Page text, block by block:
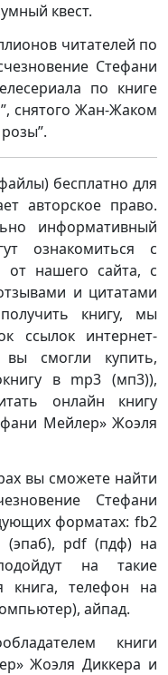
квест.
читателей по
Стефани
по книге
снятого Жан-Жаком
бесплатно для
авторское право.
информативный
ознакомиться с
от нашего сайта, с
и цитатами
книгу, мы
ссылок интернет-
смогли купить,
в mp3 (мп3)),
онлайн книгу
Мейлер» Жоэля
вы сможете найти
Стефани
форматах: fb2
pdf (пдф) на
на такие
книга, телефон на
айпад.
книги
Жоэля Диккера и